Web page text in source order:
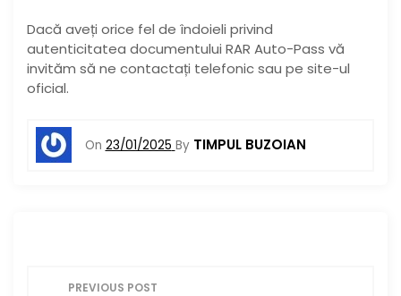
Dacă aveți orice fel de îndoieli privind
autenticitatea documentului RAR Auto-Pass vă
invităm să ne contactați telefonic sau pe site-ul
oficial.
On 23/01/2025 By TIMPUL BUZOIAN
PREVIOUS POST